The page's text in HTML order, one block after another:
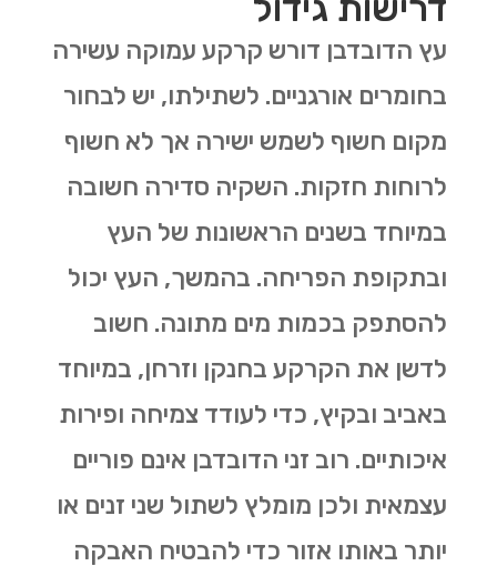
עץ הדובדבן דורש קרקע עמוקה עשירה
בחומרים אורגניים. לשתילתו, יש לבחור
מקום חשוף לשמש ישירה אך לא חשוף
לרוחות חזקות. השקיה סדירה חשובה
במיוחד בשנים הראשונות של העץ
ובתקופת הפריחה. בהמשך, העץ יכול
להסתפק בכמות מים מתונה. חשוב
לדשן את הקרקע בחנקן וזרחן, במיוחד
באביב ובקיץ, כדי לעודד צמיחה ופירות
איכותיים. רוב זני הדובדבן אינם פוריים
עצמאית ולכן מומלץ לשתול שני זנים או
יותר באותו אזור כדי להבטיח האבקה